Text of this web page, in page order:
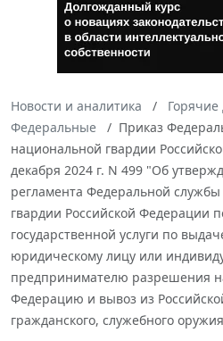
Новости и аналитика
Федеральные
Приказ
национальной гвардии
декабря 2024 г. N 499 "Об
регламента Федеральной
гвардии Российской Федерации
государственной услуги по
юридическому лицу или
предпринимателю разрешения
Федерацию и вывоз из
гражданского, служебного